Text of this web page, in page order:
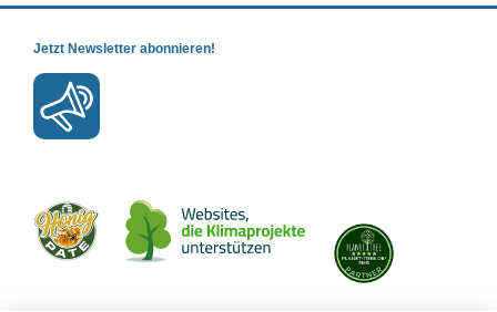
Jetzt Newsletter abonnieren!